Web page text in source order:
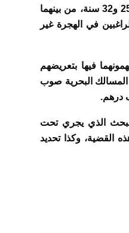
من صباح اليوم الثلاثاء 24 نونبر الجاري، من توقيف شخصين يبلغا من العمر 25 و32 سنة، من بينهما
في الهجرة غير
فيها بتعريضهم
البحرية صوب
الذي يجري تحت
القضية، وكذا تحديد